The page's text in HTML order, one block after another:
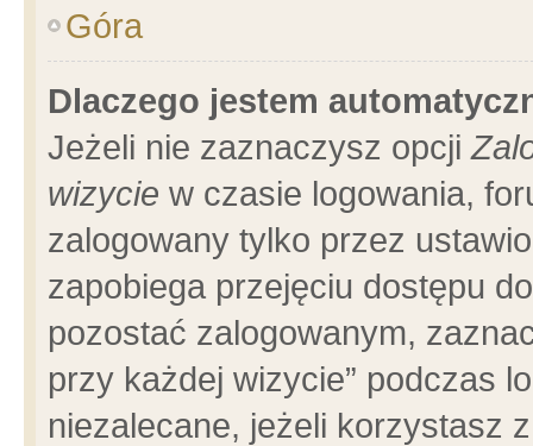
Góra
Dlaczego jestem
Jeżeli nie zaznaczysz opcji
wizycie w czasie logowania,
zalogowany tylko przez
zapobiega przejęciu dostępu
pozostać zalogowanym,
przy każdej wizycie” podczas
niezalecane, jeżeli korzystasz